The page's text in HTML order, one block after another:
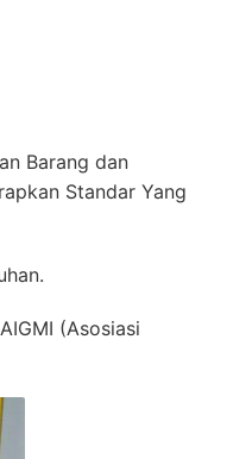
Barang dan
Standar Yang
(Asosiasi